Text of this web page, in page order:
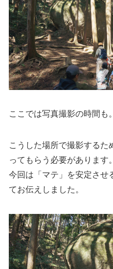
ここでは写真撮影の時間も。
こうした場所で撮影するた
ってもらう必要があります。
今回は「マテ」を安定させ
てお伝えしました。